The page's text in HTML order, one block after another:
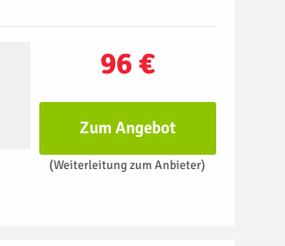
96 €
Zum Angebot
(Weiterleitung zum Anbieter)